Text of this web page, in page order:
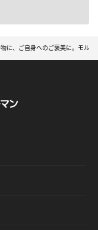
に、ご自身へのご褒美に。モル